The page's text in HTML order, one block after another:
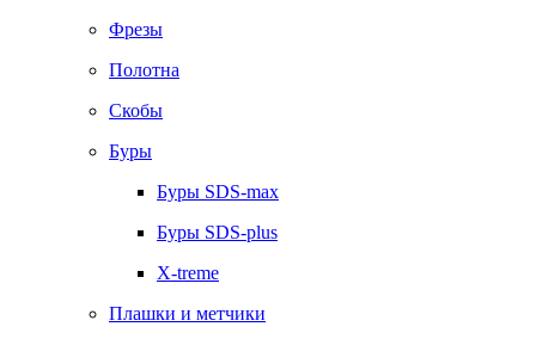
Фрезы
Полотна
Скобы
Буры
Буры SDS-max
Буры SDS-plus
X-treme
Плашки и метчики